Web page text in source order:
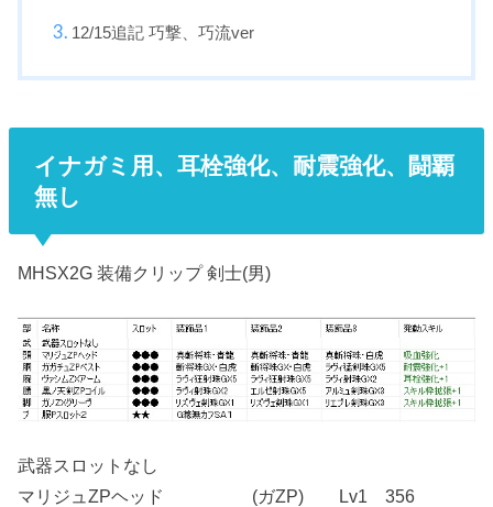
12/15追記 巧撃、巧流ver
イナガミ用、耳栓強化、耐震強化、闘覇
無し
MHSX2G 装備クリップ 剣士(男)
武器スロットなし
マリジュZPヘッド (ガZP) Lv1 356